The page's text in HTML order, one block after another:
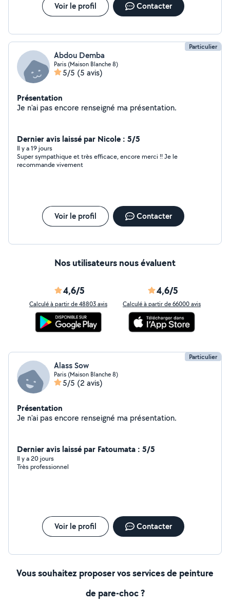
Voir le profil Contacter
Particulier
Abdou Demba
Paris (Maison Blanche 8)
5/5 (5 avis)
Présentation
Je n'ai pas encore renseigné ma présentation.
Dernier avis laissé par Nicole : 5/5
Il y a 19 jours
Super sympathique et très efficace, encore merci !! Je le
recommande vivement
Voir le profil Contacter
Nos utilisateurs nous évaluent
4,6/5
Calculé à partir de 48803 avis
4,6/5
Calculé à partir de 66000 avis
Particulier
Alass Sow
Paris (Maison Blanche 8)
5/5 (2 avis)
Présentation
Je n'ai pas encore renseigné ma présentation.
Dernier avis laissé par Fatoumata : 5/5
Il y a 20 jours
Très professionnel
Voir le profil Contacter
Vous souhaitez proposer vos services de peinture
de pare-choc ?